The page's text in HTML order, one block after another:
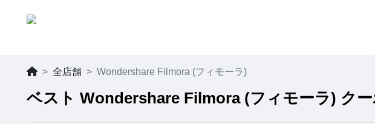
全店舗 Wondershare Filmora (フィモーラ)
ベスト Wondershare Filmora (フィモーラ) ク